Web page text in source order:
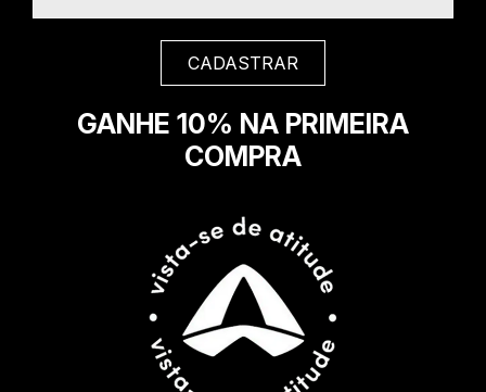
GANHE 10% NA PRIMEIRA
COMPRA